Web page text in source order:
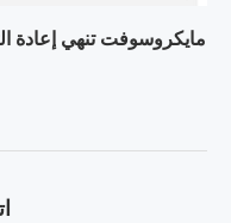
مايكروسوفت تنهي إعادة